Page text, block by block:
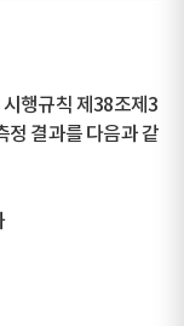
시행규칙 제38조제3
정 결과를 다음과 같